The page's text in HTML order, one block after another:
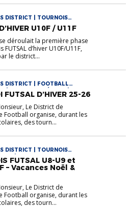
DISTRICT | TOURNOIS
U10F / U11F
déroulait la première phase
FUTSAL d’hiver U10F/U11F,
le district...
DISTRICT | FOOTBALL
| FOOTBALL FÉMININ |
FUTSAL D’HIVER 25-26
Le District de
Football organise, durant les
des tourn...
DISTRICT | TOURNOIS
| U8-U9
FUTSAL U8-U9 et
– Vacances Noël &
Le District de
Football organise, durant les
des tourn...